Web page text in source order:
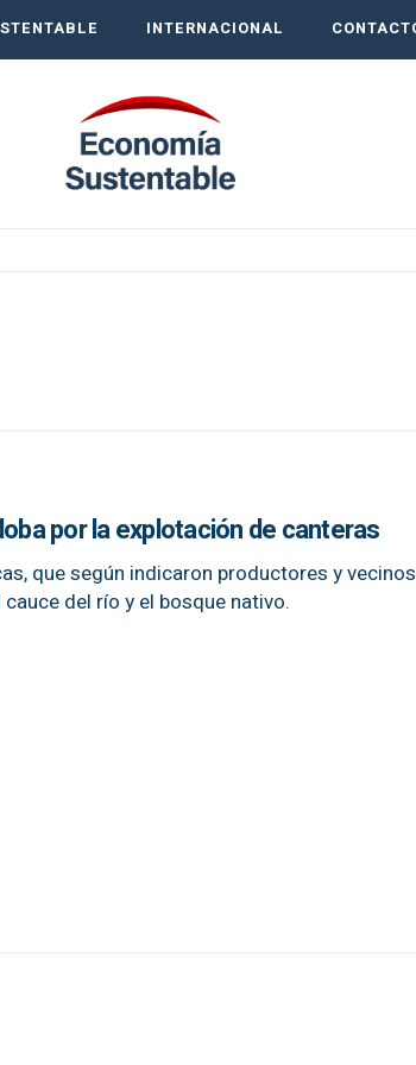
INTERNACIONAL
por la explotación de canteras
que según indicaron productores y vecinos
del río y el bosque nativo.